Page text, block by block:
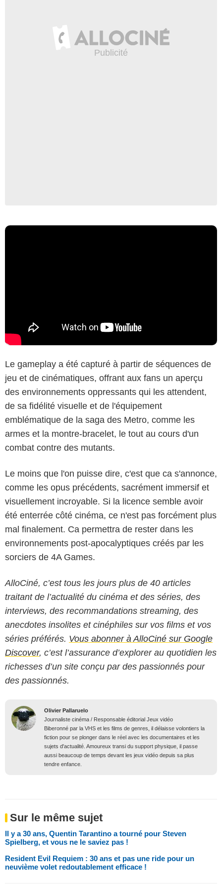
Le gameplay a été capturé à partir de séquences de
jeu et de cinématiques, offrant aux fans un aperçu
des environnements oppressants qui les attendent,
de sa fidélité visuelle et de l'équipement
emblématique de la saga des Metro, comme les
armes et la montre-bracelet, le tout au cours d'un
combat contre des mutants.
Le moins que l'on puisse dire, c'est que ca s'annonce,
comme les opus précédents, sacrément immersif et
visuellement incroyable. Si la licence semble avoir
été enterrée côté cinéma, ce n'est pas forcément plus
mal finalement. Ca permettra de rester dans les
environnements post-apocalyptiques créés par les
sorciers de 4A Games.
AlloCiné, c’est tous les jours plus de 40 articles
traitant de l’actualité du cinéma et des séries, des
interviews, des recommandations streaming, des
anecdotes insolites et cinéphiles sur vos films et vos
séries préférés. Vous abonner à AlloCiné sur Google
Discover, c’est l’assurance d’explorer au quotidien les
richesses d’un site conçu par des passionnés pour
des passionnés.
Olivier Pallaruelo
Journaliste cinéma / Responsable éditorial Jeux vidéo
Biberonné par la VHS et les films de genres, il délaisse volontiers la
fiction pour se plonger dans le réel avec les documentaires et les
sujets d'actualité. Amoureux transi du support physique, il passe
aussi beaucoup de temps devant les jeux vidéo depuis sa plus
tendre enfance.
Sur le même sujet
Il y a 30 ans, Quentin Tarantino a tourné pour Steven
Spielberg, et vous ne le saviez pas !
Resident Evil Requiem : 30 ans et pas une ride pour un
neuvième volet redoutablement efficace !